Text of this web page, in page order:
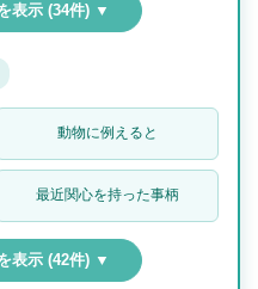
表示 (34件) ▼
動物に例えると
最近関心を持った事柄
表示 (42件) ▼